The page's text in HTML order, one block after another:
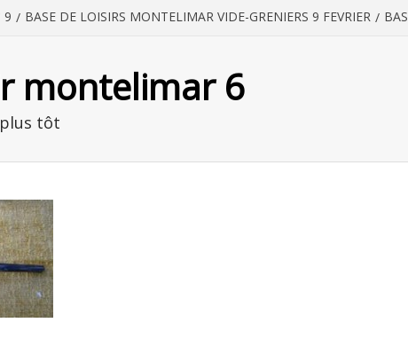
9 BASE DE LOISIRS MONTELIMAR VIDE-GRENIERS 9 FEVRIER
montelimar 6
tôt